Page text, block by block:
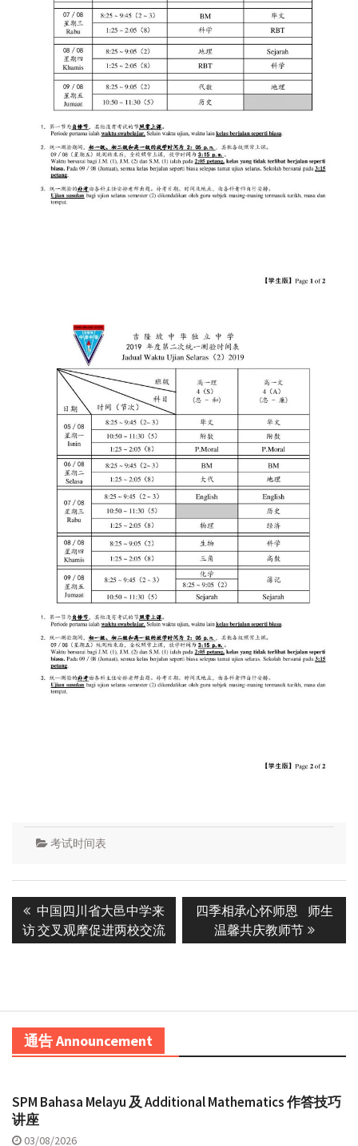
考试时间表
navigation
Previous
post:
中国四川省大邑中学来
访 交叉观摩促进两校交流
Next
post:
四季相承心怀师恩 师生
温馨共庆教师节
通告 Announcement
SPM Bahasa Melayu 及 Additional Mathematics 作答技巧
讲座
03/08/2026